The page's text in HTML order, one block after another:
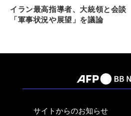
イラン最高指導者、大統領と会談
「軍事状況や展望」を議論
サイトからのお知らせ